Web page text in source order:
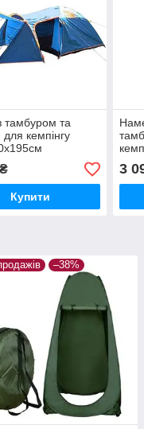
тамбуром та
для кемпінгу
Купити
3
–38%